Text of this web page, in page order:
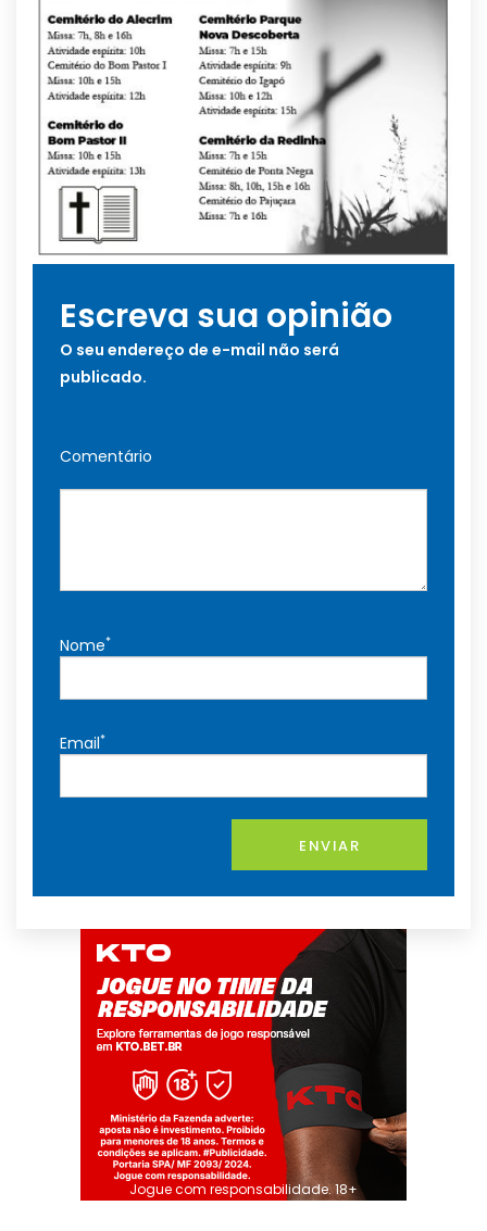
Escreva sua opinião
O seu endereço de e-mail não será
publicado.
Comentário
Nome*
Email*
ENVIAR
Jogue com responsabilidade. 18+